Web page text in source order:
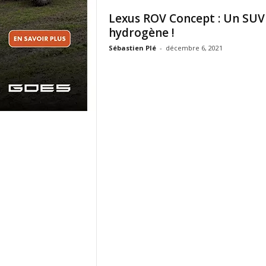
Lexus ROV Concept : Un
hydrogène !
Sébastien Plé - décembre 6, 2021